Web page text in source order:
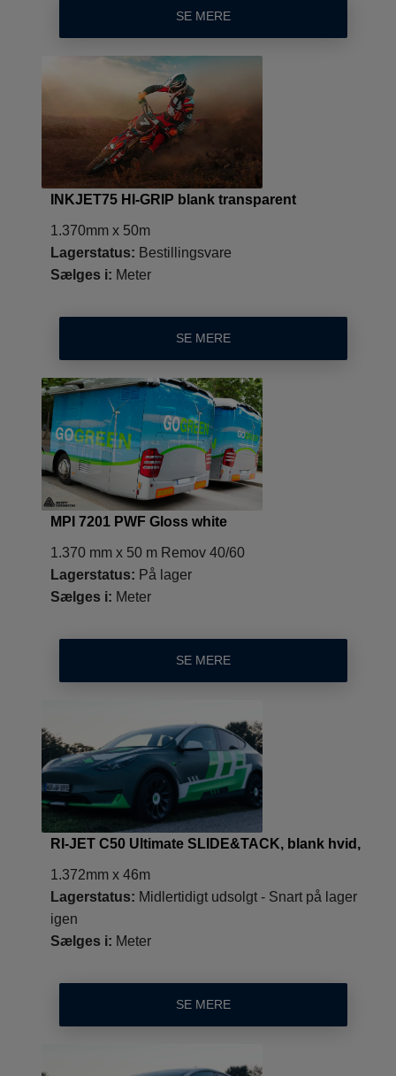
SE MERE
INKJET75 HI-GRIP blank transparent
1.370mm x 50m
Lagerstatus: Bestillingsvare
Sælges i: Meter
SE MERE
MPI 7201 PWF Gloss white
1.370 mm x 50 m Remov 40/60
Lagerstatus: På lager
Sælges i: Meter
SE MERE
RI-JET C50 Ultimate SLIDE&TACK, blank hvid,
1.372mm x 46m
Lagerstatus: Midlertidigt udsolgt - Snart på lager
igen
Sælges i: Meter
SE MERE